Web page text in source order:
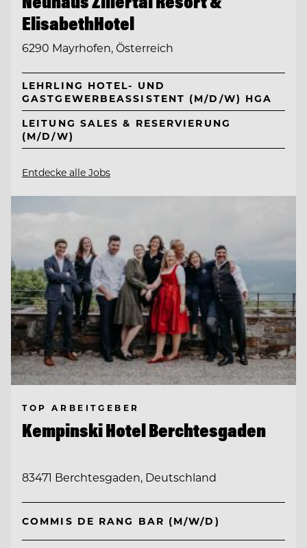
ElisabethHotel
6290 Mayrhofen, Österreich
LEHRLING HOTEL- UND
GASTGEWERBEASSISTENT (M/D/W) HGA
LEITUNG SALES & RESERVIERUNG
(M/D/W)
Entdecke alle Jobs
TOP ARBEITGEBER
Kempinski Hotel Berchtesgaden
83471 Berchtesgaden, Deutschland
COMMIS DE RANG BAR (M/W/D)